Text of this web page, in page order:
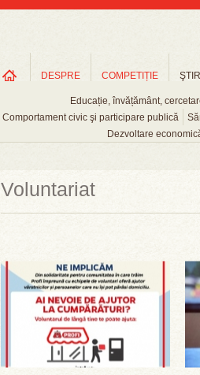
DESPRE COMPETIȚIE ŞTIRI
Educație, învățământ,
Comportament civic şi participare publică
Dezvoltare
Voluntariat